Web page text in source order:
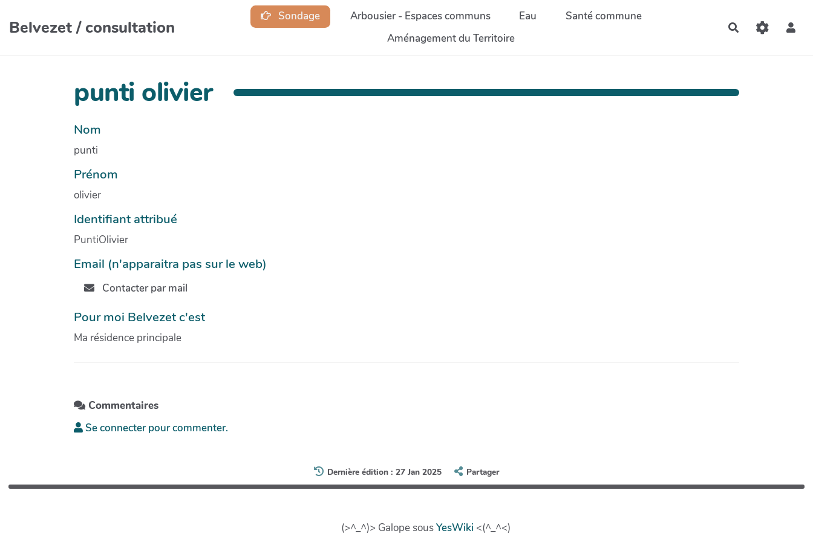
Belvezet / consultation
Sondage Arbousier - Espaces communs Eau
Santé commune
Aménagement du Territoire
Rechercher
punti olivier
Nom
punti
Prénom
olivier
Identifiant attribué
PuntiOlivier
Email (n'apparaitra pas sur le web)
Contacter par mail
Pour moi Belvezet c'est
Ma résidence principale
Commentaires
Se connecter pour commenter.
Dernière édition : 27 Jan 2025 Partager
(>^_^)> Galope sousYesWiki <(^_^<)